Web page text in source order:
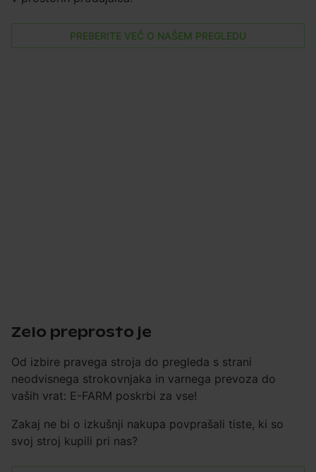
PREBERITE VEČ O NAŠEM PREGLEDU
Zelo preprosto je
Od izbire pravega stroja do pregleda s strani
neodvisnega strokovnjaka in varnega prevoza do
vaših vrat: E-FARM poskrbi za vse!
Zakaj ne bi o izkušnji nakupa povprašali tiste, ki so
svoj stroj kupili pri nas?